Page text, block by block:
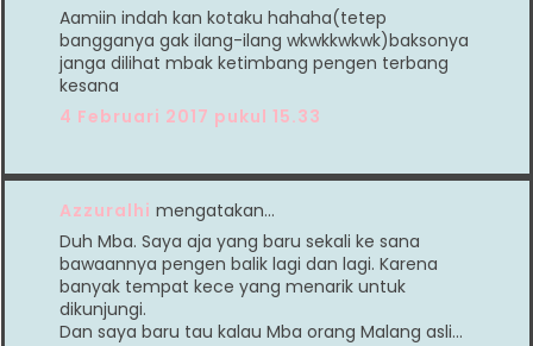
Aamiin indah kan kotaku hahaha(tetep
bangganya gak ilang-ilang wkwkkwkwk)baksonya
janga dilihat mbak ketimbang pengen terbang
kesana
4 Februari 2017 pukul 15.33
Azzuralhi mengatakan…
Duh Mba. Saya aja yang baru sekali ke sana
bawaannya pengen balik lagi dan lagi. Karena
banyak tempat kece yang menarik untuk
dikunjungi.
Dan saya baru tau kalau Mba orang Malang asli...